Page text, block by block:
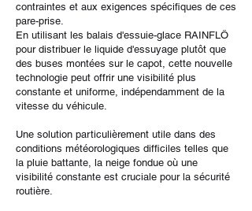
contraintes et aux exigences spécifiques de ces
pare-prise.
En utilisant les balais d'essuie-glace RAINFLÖ
pour distribuer le liquide d'essuyage plutôt que
des buses montées sur le capot, cette nouvelle
technologie peut offrir une visibilité plus
constante et uniforme, indépendamment de la
vitesse du véhicule.
Une solution particulièrement utile dans des
conditions météorologiques difficiles telles que
la pluie battante, la neige fondue où une
visibilité constante est cruciale pour la sécurité
routière.